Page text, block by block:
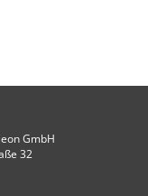
GmbH
32